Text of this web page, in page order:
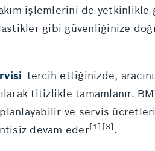
işlemlerini de yetkinlikle
gibi güvenliğinize
tercih ettiğinizde,
titizlikle tamamlanır.
ve servis
devam eder[1][3] .